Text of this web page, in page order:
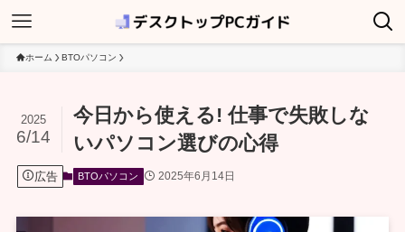
ホーム BTOパソコン
今日から使える! 仕事で失敗しな
いパソコン選びの心得
2025
6/14
広告 BTOパソコン 2025年6月14日